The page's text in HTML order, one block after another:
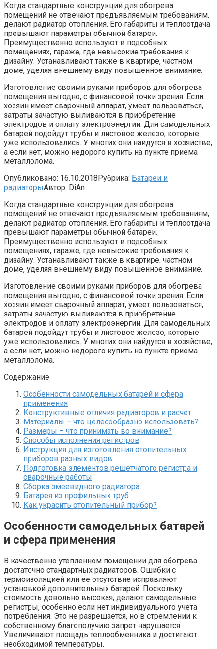
Когда стандартные конструкции для обогрева
помещений не отвечают предъявляемым требованиям,
делают радиатор отопления. Его габариты и теплоотдача
превышают параметры обычной батареи.
Преимущественно используют в подсобных
помещениях, гараже, где невысокие требования к
дизайну. Устанавливают также в квартире, частном
доме, уделяя внешнему виду повышенное внимание.
Изготовление своими руками приборов для обогрева
помещения выгодно, с финансовой точки зрения. Если
хозяин имеет сварочный аппарат, умеет пользоваться,
затраты зачастую выливаются в приобретение
электродов и оплату электроэнергии. Для самодельных
батарей подойдут трубы и листовое железо, которые
уже использовались. У многих они найдутся в хозяйстве,
а если нет, можно недорого купить на пункте приема
металлолома.
Опубликовано: 16.10.2018Рубрика: Батареи и
радиаторыАвтор: DiAn
Когда стандартные конструкции для обогрева
помещений не отвечают предъявляемым требованиям,
делают радиатор отопления. Его габариты и теплоотдача
превышают параметры обычной батареи.
Преимущественно используют в подсобных
помещениях, гараже, где невысокие требования к
дизайну. Устанавливают также в квартире, частном
доме, уделяя внешнему виду повышенное внимание.
Изготовление своими руками приборов для обогрева
помещения выгодно, с финансовой точки зрения. Если
хозяин имеет сварочный аппарат, умеет пользоваться,
затраты зачастую выливаются в приобретение
электродов и оплату электроэнергии. Для самодельных
батарей подойдут трубы и листовое железо, которые
уже использовались. У многих они найдутся в хозяйстве,
а если нет, можно недорого купить на пункте приема
металлолома.
Содержание
Особенности самодельных батарей и сфера
применения
Конструктивные отличия радиаторов и расчет
Материалы – что целесообразно использовать?
Размеры – что принимать во внимание?
Способы исполнения регистров
Инструкция для изготовления отопительных
приборов разных видов
Подготовка элементов решетчатого регистра и
сварочные работы
Сборка змеевидного радиатора
Батарея из профильных труб
Как украсить отопительный прибор?
Особенности самодельных батарей
и сфера применения
В качественно утепленном помещении для обогрева
достаточно стандартных радиаторов. Ошибки с
термоизоляцией или ее отсутствие исправляют
установкой дополнительных батарей. Поскольку
стоимость довольно высокая, делают самодельные
регистры, особенно если нет индивидуального учета
потребления. Это не разрешается, но в стремлении к
собственному благополучию запрет нарушается.
Увеличивают площадь теплообменника и достигают
необходимой температуры.